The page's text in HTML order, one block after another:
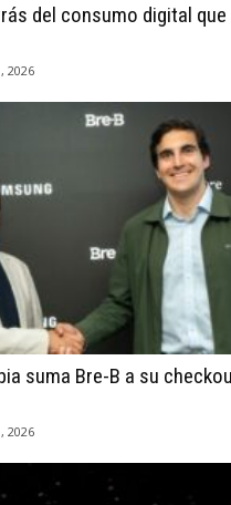
del consumo digital
2026
suma Bre-B a su
2026